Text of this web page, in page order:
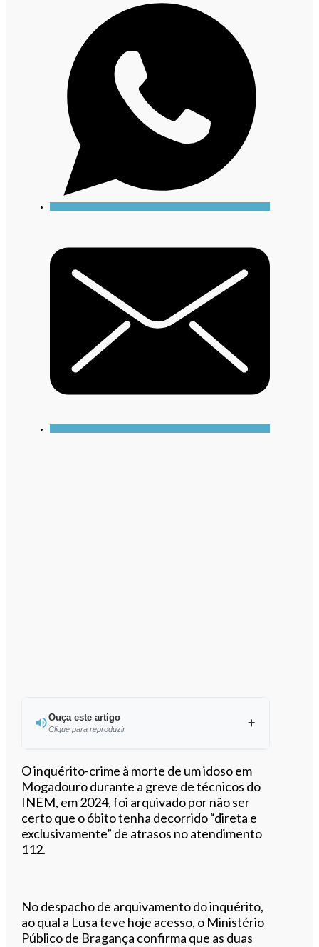
Ouça este artigo
Clique para reproduzir
Ouvir este artigo
O inquérito-crime à morte de um idoso em
Mogadouro durante a greve de técnicos do
INEM, em 2024, foi arquivado por não ser
certo que o óbito tenha decorrido “direta e
exclusivamente” de atrasos no atendimento
112.
No despacho de arquivamento do inquérito,
ao qual a Lusa teve hoje acesso, o Ministério
Público de Bragança confirma que as duas